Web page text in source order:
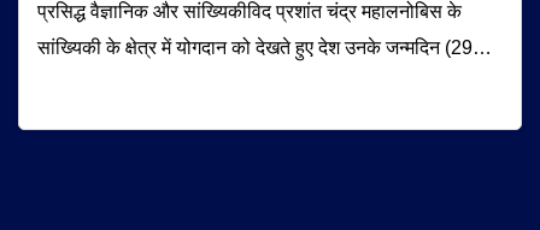
प्रसिद्ध वैज्ञानिक और सांख्यिकीविद प्रशांत चंद्र महालनोबिस के
सांख्यिकी के क्षेत्र में योगदान को देखते हुए देश उनके जन्मदिन (29…